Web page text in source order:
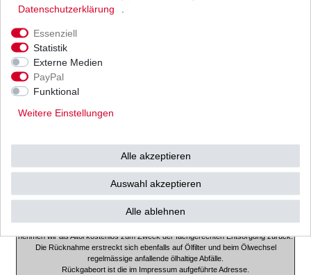
Baujahr: 1985 - 2000
Sie erhalten bei uns nur hochwertige Filter in Erstausrüsterqualität.
Je nach Liefermöglichkeit versenden wir ausschließlich Filter von
werden ständig kontrolliert.
So ist für Sie eine gleichbleibende Qualität garantiert.
Und wir sind sicher dass unsere Kunden zufrieden sind.
Die bei uns von Endverbrauchern erworbene Menge an Verbrennungsmotoren-
oder Getriebeöl
nehmen wir als Altöl kostenlos zum Zweck der fachgerechten Entsorgung zurück.
Die Rücknahme erstreckt sich ebenfalls auf Ölfilter und beim Ölwechsel
regelmässige anfallende ölhaltige Abfälle.
Rückgabeort ist die im Impressum aufgeführte Adresse.
Daten­schutz­erklärung
Essenziell
Statistik
Externe Medien
PayPal
Funktional
Weitere Einstellungen
Alle akzeptieren
Auswahl akzeptieren
Alle ablehnen